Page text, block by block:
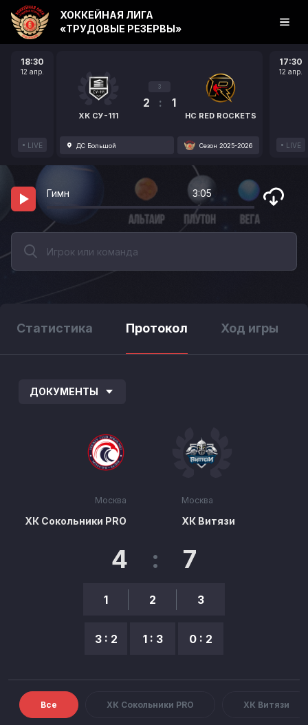
18:30
12 апр.
LIVE
ХК СУ-111
3
2 : 1
HC RED ROCKETS
ДС Большой Сезон 2025-2026
17:30
12 апр.
LIVE
ХОККЕЙНАЯ ЛИГА
«ТРУДОВЫЕ РЕЗЕРВЫ»
Гимн 3:05
Статистика Протокол Ход игры
ДОКУМЕНТЫ
Москва
ХК Сокольники PRO
4 : 7
1
3 : 2
2
1 : 3
3
0 : 2
Москва
ХК Витязи
Все ХК Сокольники PRO ХК Витязи